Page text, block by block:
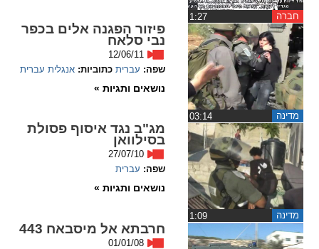
גופנים
remove_circle_outline
Decrease font
Increase font
spellcheck
גופן קריא
ניגודיות צבעים
brightness_high
ניגודיות בהירה
brightness_low
ניגודיות כהה
חברה
מדינה
פיזור הפגנה אלים בכפר
נבי סלאח
12/06/11
שפה: עברית כתוביות: אנגלית עברית
נושאים ותגיות »
מדינה
מג"ב נגד איסוף פסולת
בסילוואן
27/07/10
שפה: עברית
נושאים ותגיות »
חרבתא אל מיסבאח 443
01/01/08